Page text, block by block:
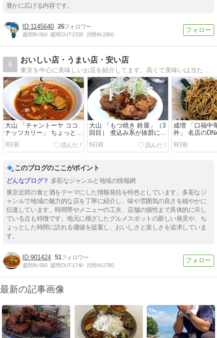
豊かに広げる内容です。
1145640 26
週間IN:560 週間OUT:2320 月間IN:2800
6
おいしい店・うまい店・安い店
東京を中心に美味しいお店を紹介してます。高くて美味いは当たり前、安くて美味くなければ意味がない。庶民派ブロガーの食日記。
大山 「チャントーヤ ココ
ナッツカリー」 ちょっとタ
イ風な美味しいカレー。
3日前
大山 「もつ焼き 鈴屋」（3
回目） 煮込み系が抜群に美
味い立ち飲みのモツ焼き
屋。
6日前
成増 「口福中
外」 名店の
美味しい四川
9日前
このブログのここがポイント
多彩なジャンルと地域の情報網
東京近郊の食と酒をテーマにした情報発信を特色としています。多彩なジ
ャンルで地域の魅力的な店を丁寧に紹介し、味や雰囲気の良さを細やかに
伝達しています。時間帯やメニューの工夫、店舗の個性まで具体的に示し
ている点も特徴です。地元に根ざしたグルメスポットの新しい発見や、ち
ょっとした時間に訪れる価値を提案し、おいしさと楽しさを追求していま
す。
901424 51
週間IN:560 週間OUT:1740 月間IN:2790
最新の記事画像